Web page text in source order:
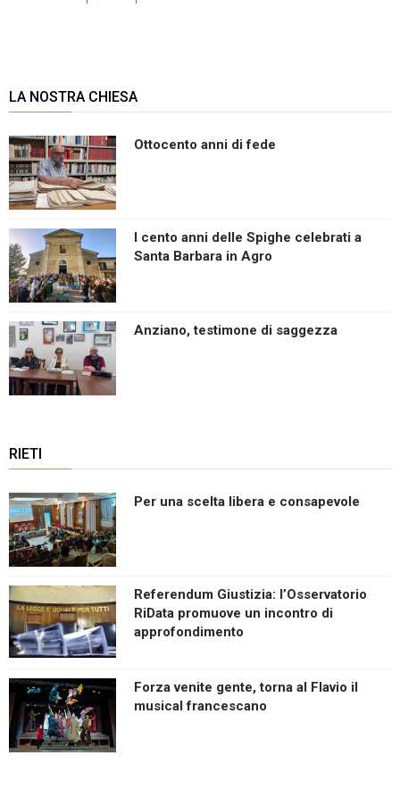
LA NOSTRA CHIESA
Ottocento anni di fede
I cento anni delle Spighe celebrati a
Santa Barbara in Agro
Anziano, testimone di saggezza
RIETI
Per una scelta libera e consapevole
Referendum Giustizia: l’Osservatorio
RiData promuove un incontro di
approfondimento
Forza venite gente, torna al Flavio il
musical francescano